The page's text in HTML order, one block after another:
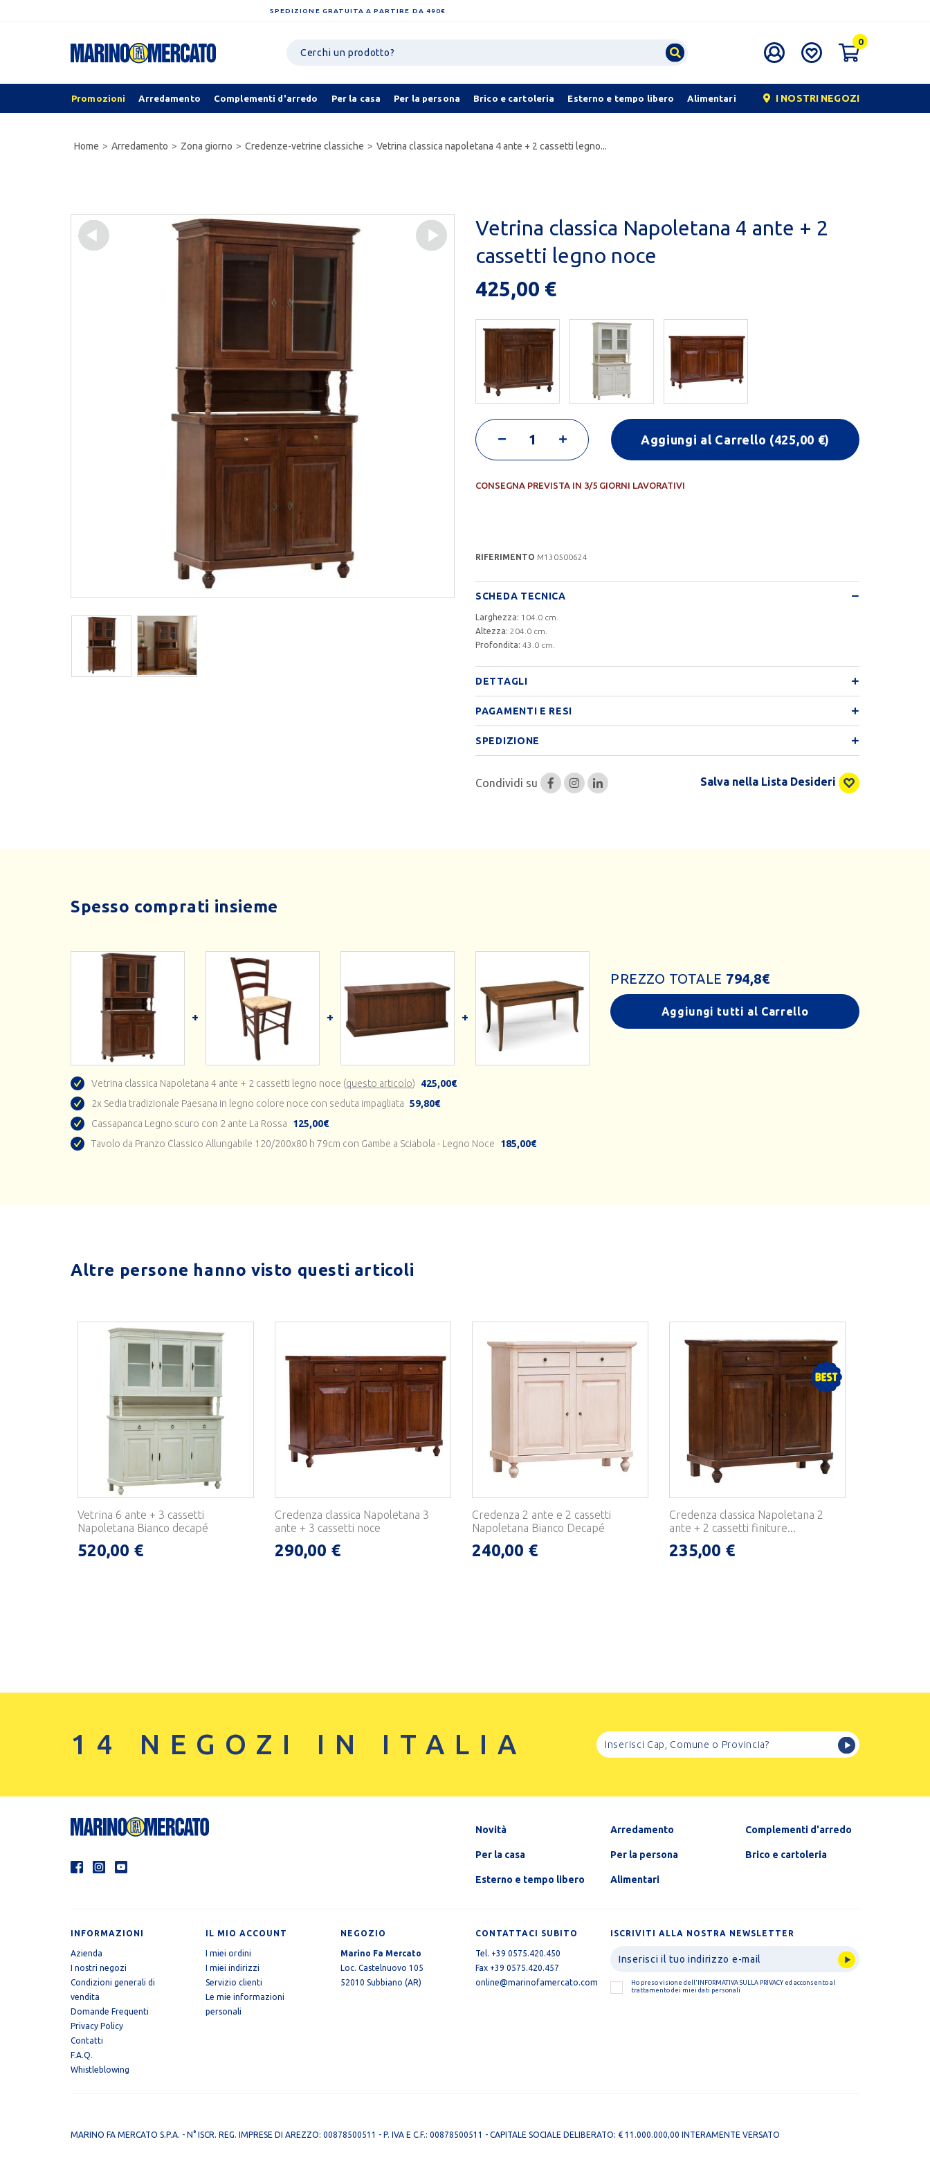
SPEDIZIONE GRATUITA A PARTIRE DA 490€
0
Promozioni Arredamento Complementi d'arredo Per la casa Per la persona Brico e cartoleria Esterno e tempo libero Alimentari I NOSTRI NEGOZI
Home Arredamento Zona giorno Credenze-vetrine classiche Vetrina classica napoletana 4 ante + 2 cassetti legno...
Vetrina classica Napoletana 4 ante + 2
cassetti legno noce
425,00 €
Aggiungi al Carrello (425,00 €)
CONSEGNA PREVISTA IN 3/5 GIORNI LAVORATIVI
RIFERIMENTO M130500624
SCHEDA TECNICA
Larghezza: 104.0 cm.
Altezza: 204.0 cm.
Profondita: 43.0 cm.
DETTAGLI
PAGAMENTI E RESI
SPEDIZIONE
Condividi su Salva nella Lista Desideri
Spesso comprati insieme
PREZZO TOTALE 794,8€
Aggiungi tutti al Carrello
Vetrina classica Napoletana 4 ante + 2 cassetti legno noce (questo articolo)
425,00€
2x Sedia tradizionale Paesana in legno colore noce con seduta impagliata 59,80€
Cassapanca Legno scuro con 2 ante La Rossa
125,00€
Tavolo da Pranzo Classico Allungabile 120/200x80 h 79cm con Gambe a Sciabola - Legno Noce
185,00€
Altre persone hanno visto questi articoli
Vetrina 6 ante + 3 cassetti
Napoletana Bianco decapé
520,00 €
Credenza classica Napoletana 3
ante + 3 cassetti noce
290,00 €
Credenza 2 ante e 2 cassetti
Napoletana Bianco Decapé
240,00 €
Credenza classica Napoletana 2
ante + 2 cassetti finiture...
235,00 €
14 NEGOZI IN ITALIA
Novità Arredamento Complementi d'arredo
Per la casa Per la persona Brico e cartoleria
Esterno e tempo libero Alimentari
INFORMAZIONI
Azienda
I nostri negozi
Condizioni generali di
vendita
Domande Frequenti
Privacy Policy
Contatti
F.A.Q.
Whistleblowing
IL MIO ACCOUNT
I miei ordini
I miei indirizzi
Servizio clienti
Le mie informazioni
personali
NEGOZIO
Marino Fa Mercato
Loc. Castelnuovo 105
52010 Subbiano (AR)
CONTATTACI SUBITO
Tel. +39 0575.420.450
Fax +39 0575.420.457
online@marinofamercato.com
ISCRIVITI ALLA NOSTRA NEWSLETTER
Ho preso visione dell' INFORMATIVA SULLA PRIVACY ed acconsento al
trattamento dei miei dati personali
MARINO FA MERCATO S.P.A. - N° ISCR. REG. IMPRESE DI AREZZO: 00878500511 - P. IVA E C.F.: 00878500511 - CAPITALE SOCIALE DELIBERATO: € 11.000.000,00 INTERAMENTE VERSATO